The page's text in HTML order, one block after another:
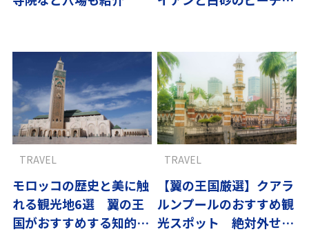
モロッコの歴史と美に触
れる観光地6選 翼の王
国がおすすめする知的な
TRAVEL
【翼の王国厳選】クアラ
ルンプールのおすすめ観
光スポット 絶対外せな
TRAVEL